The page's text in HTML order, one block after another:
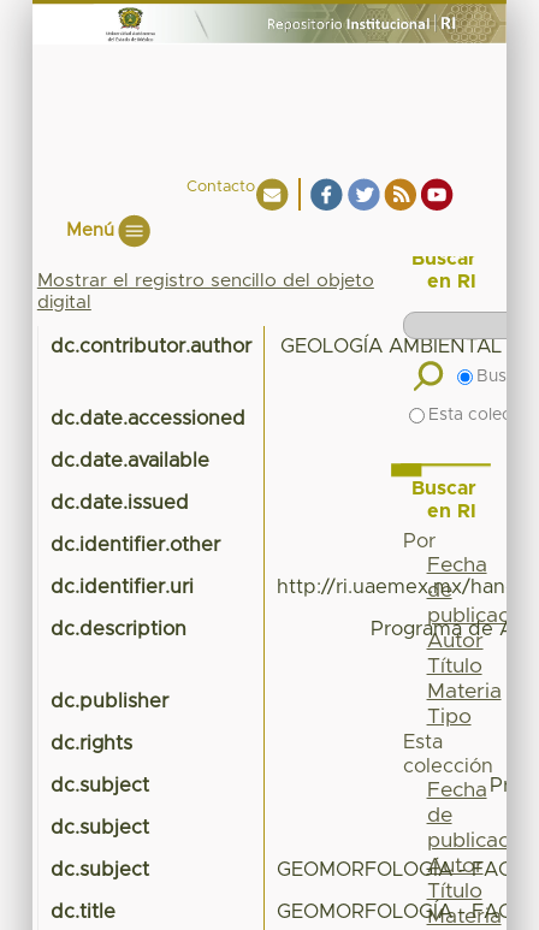
Contacto
Menú
Mostrar el registro sencillo del objeto
digital
dc.contributor.author GEOLOGÍA AMBIENTAL Y
dc.date.accessioned
dc.date.available
dc.date.issued
dc.identifier.other
dc.identifier.uri http://ri.uaemex.mx/
dc.description Programa de
dc.publisher
dc.rights
dc.subject
dc.subject
dc.subject GEOMORFOLOGÍA -
dc.title GEOMORFOLOGÍA -
Buscar
en RI
Buscar
Esta
Buscar
en RI
Por
Fecha
de
publicación
Autor
Título
Materia
Tipo
Esta
colección
Fecha
de
publicación
Autor
Título
Materia